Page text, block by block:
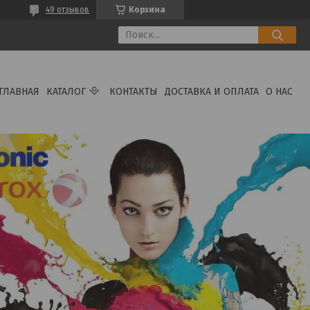
Корзина
49 отзывов
КАТАЛОГ КОНТАКТЫ ДОСТАВКА И ОПЛАТА О НАС